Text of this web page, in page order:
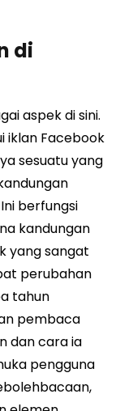
di
aspek di sini.
iklan Facebook
sesuatu yang
berfungsi
kandungan
yang sangat
perubahan
tahun
pembaca
dan cara ia
pengguna